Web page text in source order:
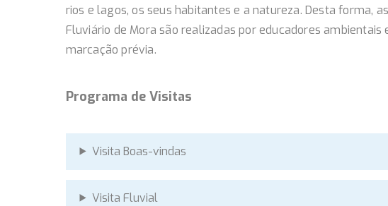
rios e lagos, os seus habitantes e a natureza. Desta forma,
Fluviário de Mora são realizadas por educadores ambientais
marcação prévia.
Programa de Visitas
Visita Boas-vindas
Visita Fluvial